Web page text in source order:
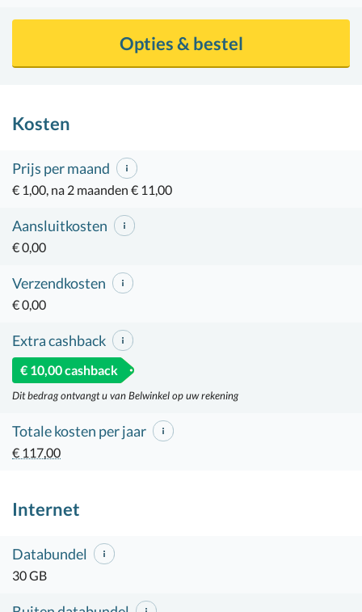
Opties & bestel
Kosten
Prijs per maand
€ 1,00, na 2 maanden € 11,00
Aansluitkosten
€ 0,00
Verzendkosten
€ 0,00
Extra cashback
€ 10,00 cashback
Dit bedrag ontvangt u van Belwinkel op uw rekening
Totale kosten per jaar
€ 117,00
Internet
Databundel
30 GB